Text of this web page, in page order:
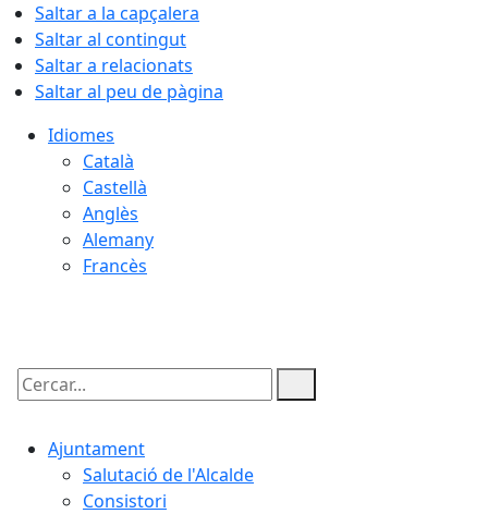
Saltar a la capçalera
Saltar al contingut
Saltar a relacionats
Saltar al peu de pàgina
Idiomes
Català
Castellà
Anglès
Alemany
Francès
Cercar:
Ajuntament
Salutació de l'Alcalde
Consistori